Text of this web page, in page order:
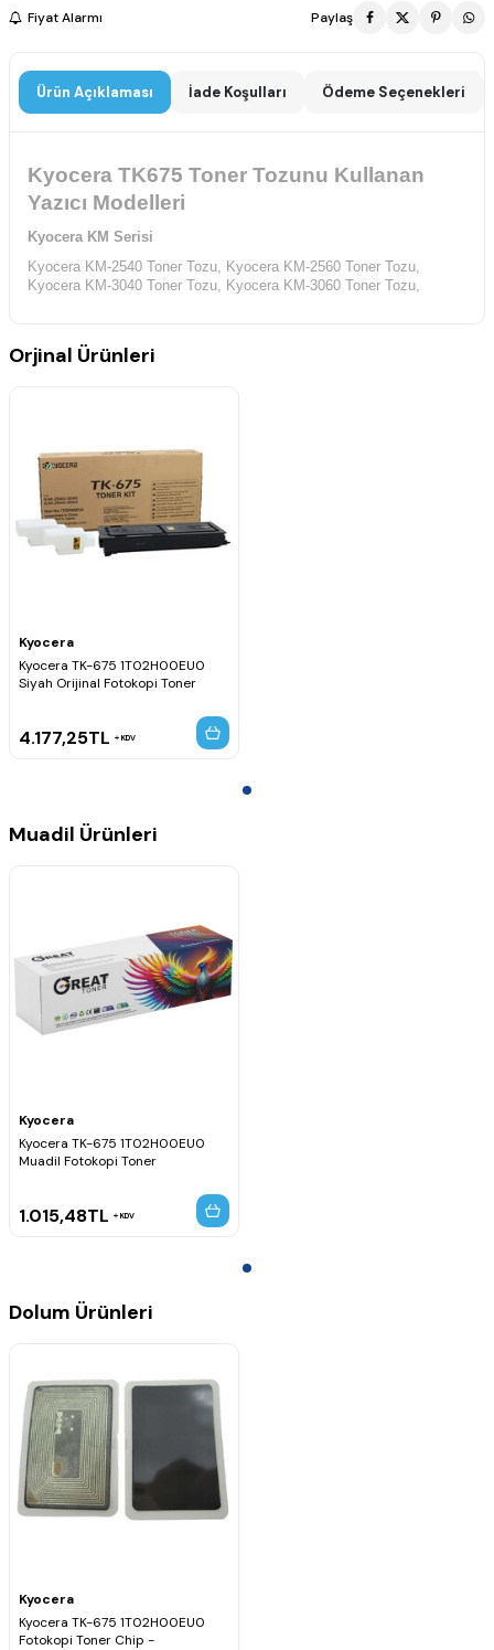
Fiyat Alarmı Paylaş
Ürün Açıklaması İade Koşulları Ödeme Seçenekleri
Kyocera TK675 Toner Tozunu Kullanan
Yazıcı Modelleri
Kyocera KM Serisi
Kyocera KM-2540 Toner Tozu, Kyocera KM-2560 Toner Tozu,
Kyocera KM-3040 Toner Tozu, Kyocera KM-3060 Toner Tozu,
Orjinal Ürünleri
Kyocera
Kyocera TK-675 1T02H00EU0
Siyah Orijinal Fotokopi Toner
4.177,25TL KDV
Muadil Ürünleri
Kyocera
Kyocera TK-675 1T02H00EU0
Muadil Fotokopi Toner
1.015,48TL KDV
Dolum Ürünleri
Kyocera
Kyocera TK-675 1T02H00EU0
Fotokopi Toner Chip -